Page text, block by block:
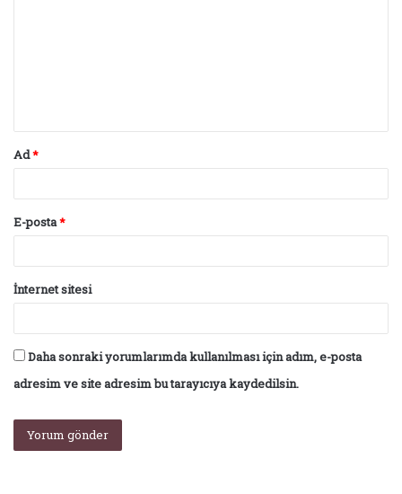
Ad*
E-posta*
İnternet sitesi
Daha sonraki yorumlarımda kullanılması için adım, e-posta
adresim ve site adresim bu tarayıcıya kaydedilsin.